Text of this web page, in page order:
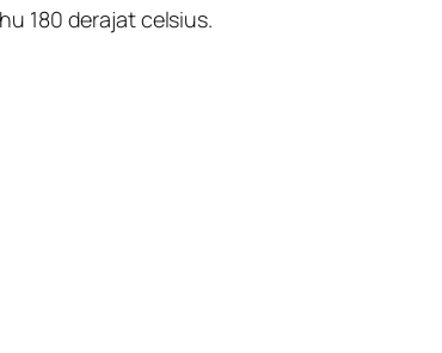
180 derajat celsius.